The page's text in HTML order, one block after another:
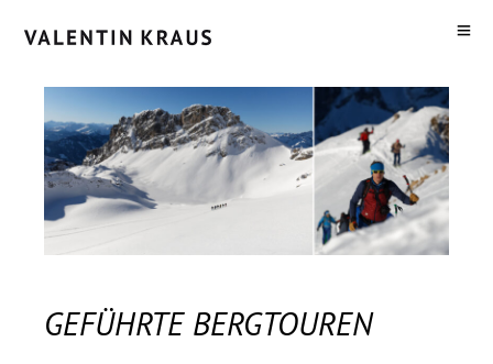
GEFÜHRTE BERGTOUREN